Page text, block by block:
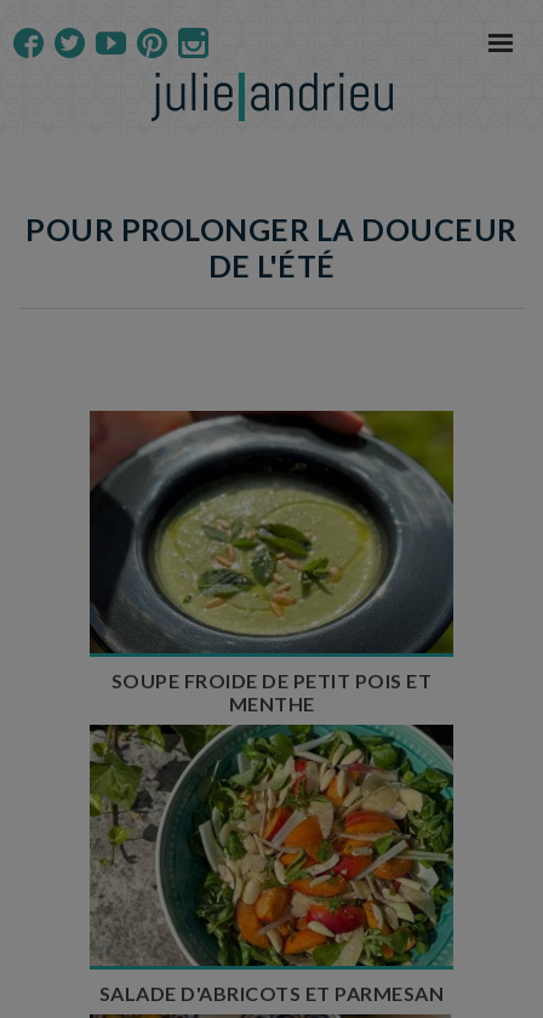
POUR PROLONGER LA DOUCEUR
DE L'ÉTÉ
Temps de préparation : 10 min
Temps de repos : 2h
Nombre de couverts : 6
SOUPE FROIDE DE PETIT POIS ET
MENTHE
Temps de préparation : 15 min
Nombre de couverts : 6
SALADE D'ABRICOTS ET PARMESAN